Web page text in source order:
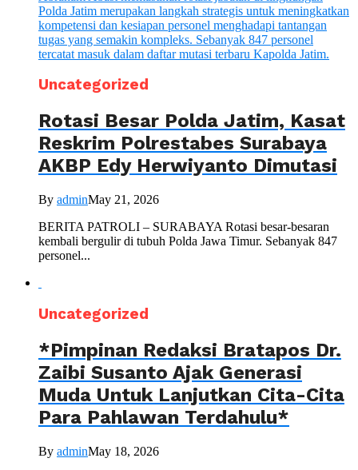
Uncategorized
Rotasi Besar Polda Jatim, Kasat
Reskrim Polrestabes Surabaya
AKBP Edy Herwiyanto Dimutasi
By adminMay 21, 2026
BERITA PATROLI – SURABAYA Rotasi besar-besaran
kembali bergulir di tubuh Polda Jawa Timur. Sebanyak 847
personel...
Uncategorized
*Pimpinan Redaksi Bratapos Dr.
Zaibi Susanto Ajak Generasi
Muda Untuk Lanjutkan Cita-Cita
Para Pahlawan Terdahulu*
By adminMay 18, 2026